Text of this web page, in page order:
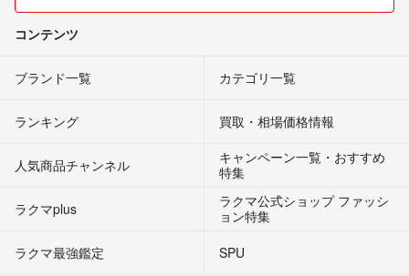
コンテンツ
ブランド一覧 カテゴリ一覧
ランキング 買取・相場価格情報
人気商品チャンネル
キャンペーン一覧・おすすめ
特集
ラクマplus
ラクマ公式ショップ ファッシ
ョン特集
ラクマ最強鑑定
SPU